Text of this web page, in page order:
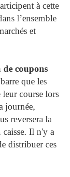
à cette
l’ensemble
et
coupons
que les
course lors
journée,
reversera la
caisse. Il n'y a
distribuer ces